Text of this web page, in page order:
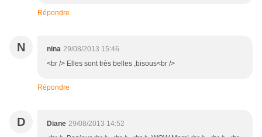
Répondre
N nina 29/08/2013 15:46
<br /> Elles sont très belles ,bisous<br />
Répondre
D Diane 29/08/2013 14:52